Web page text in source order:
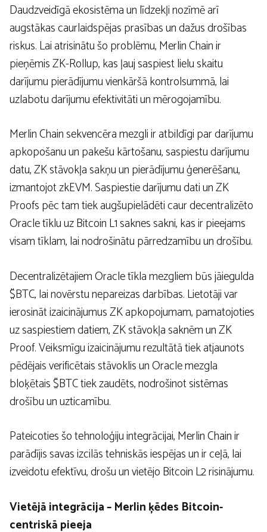
Daudzveidīgā ekosistēma un līdzekļi nozīmē arī
augstākas caurlaidspējas prasības un dažus drošības
riskus. Lai atrisinātu šo problēmu, Merlin Chain ir
pieņēmis ZK-Rollup, kas ļauj saspiest lielu skaitu
darījumu pierādījumu vienkāršā kontrolsummā, lai
uzlabotu darījumu efektivitāti un mērogojamību.
Merlin Chain sekvencēra mezgli ir atbildīgi par darījumu
apkopošanu un pakešu kārtošanu, saspiestu darījumu
datu, ZK stāvokļa sakņu un pierādījumu ģenerēšanu,
izmantojot zkEVM. Saspiestie darījumu dati un ZK
Proofs pēc tam tiek augšupielādēti caur decentralizēto
Oracle tīklu uz Bitcoin L1 saknes sakni, kas ir pieejams
visam tīklam, lai nodrošinātu pārredzamību un drošību.
Decentralizētajiem Oracle tīkla mezgliem būs jāiegulda
$BTC, lai novērstu nepareizas darbības. Lietotāji var
ierosināt izaicinājumus ZK apkopojumam, pamatojoties
uz saspiestiem datiem, ZK stāvokļa saknēm un ZK
Proof. Veiksmīgu izaicinājumu rezultātā tiek atjaunots
pēdējais verificētais stāvoklis un Oracle mezgla
bloķētais $BTC tiek zaudēts, nodrošinot sistēmas
drošību un uzticamību.
Pateicoties šo tehnoloģiju integrācijai, Merlin Chain ir
parādījis savas izcilās tehniskās iespējas un ir ceļā, lai
izveidotu efektīvu, drošu un vietējo Bitcoin L2 risinājumu.
Vietējā integrācija – Merlin ķēdes Bitcoin-
centriskā pieeja